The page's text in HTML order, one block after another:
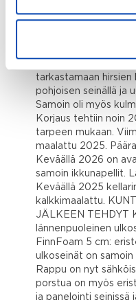
suojaukset laitettu n.
2021. Eteläpuolen
tarkastamaan hirsien
pohjoisen seinällä ja
Samoin oli myös
Korjaus tehtiin noin
tarpeen mukaan.
maalattu 2025.
Keväällä 2026 on
samoin ikkunapellit.
Keväällä 2025
kalkkimaalattu.
JÄLKEEN TEHDYT
lännenpuoleinen
FinnFoam 5 cm:
ulkoseinät on
Rappu on nyt
porstua on myös
ja panelointi seinissä